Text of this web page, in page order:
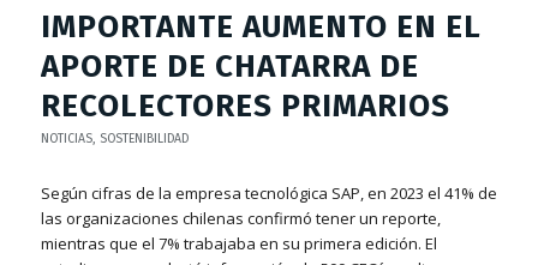
IMPORTANTE AUMENTO EN EL
APORTE DE CHATARRA DE
RECOLECTORES PRIMARIOS
NOTICIAS, SOSTENIBILIDAD
Según cifras de la empresa tecnológica SAP, en 2023 el 41% de
las organizaciones chilenas confirmó tener un reporte,
mientras que el 7% trabajaba en su primera edición. El